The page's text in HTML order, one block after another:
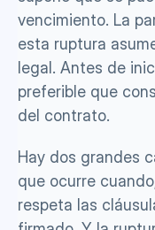
vencimiento. La
esta ruptura
legal. Antes de
preferible que
del contrato.
Hay dos grandes
que ocurre
respeta las